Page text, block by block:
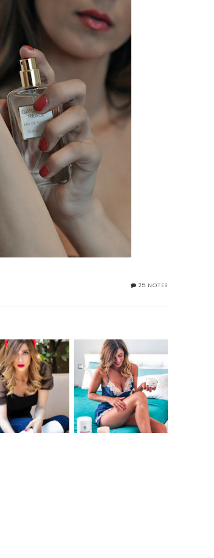
25 NOTES
PERFETTO E
SEMPRE
ECCO LA
MIA ROUTINE
PRONTA ALL'ESTATE
CON GAMBE IN FORMA
CON THE UNIQUE FORM